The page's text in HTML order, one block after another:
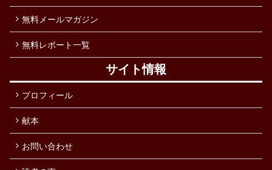
無料メールマガジン
無料レポート一覧
サイト情報
プロフィール
献本
お問い合わせ